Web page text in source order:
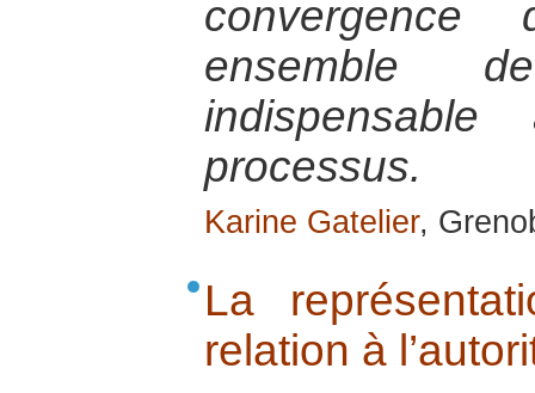
convergence
ensemble
processus.
Karine Gatelier,
La
relation à